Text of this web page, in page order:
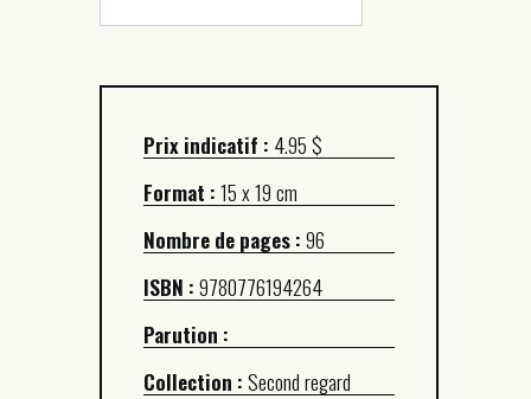
Prix indicatif : 4.95 $
Format :15 x 19 cm
Nombre de pages :96
ISBN :9780776194264
Parution :
Collection :Second regard